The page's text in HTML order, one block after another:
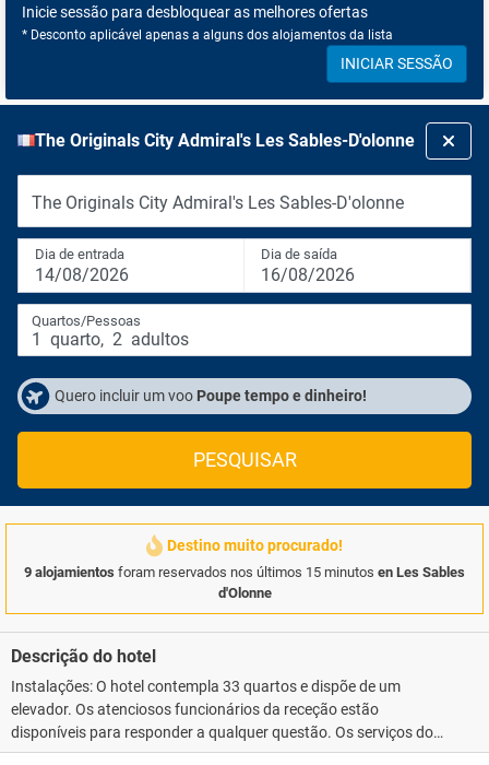
Inicie sessão para desbloquear as melhores ofertas
* Desconto aplicável apenas a alguns dos alojamentos da lista
INICIAR SESSÃO
The Originals City Admiral's Les Sables-D'olonne
The Originals City Admiral's Les Sables-D'olonne
Dia de entrada
14/08/2026
Dia de saída
16/08/2026
Quartos/Pessoas
1 quarto, 2 adultos
Quero incluir um voo Poupe tempo e dinheiro!
PESQUISAR
Destino muito procurado!
9 alojamientos foram reservados nos últimos 15 minutos en Les Sables
d'Olonne
Descrição do hotel
Instalações: O hotel contempla 33 quartos e dispõe de um
elevador. Os atenciosos funcionários da receção estão
disponíveis para responder a qualquer questão. Os serviços do
estabelecimento incluem armazenamento de bagagens. O